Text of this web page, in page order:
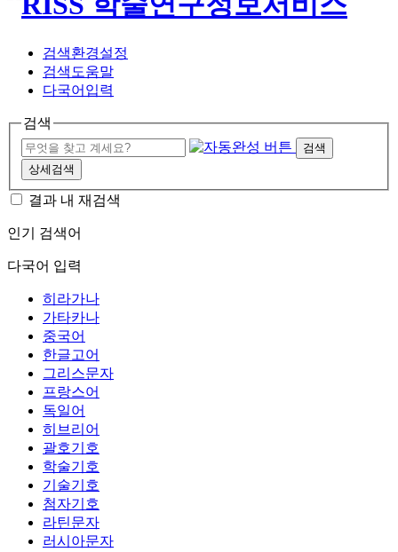
검색환경설정
검색도움말
다국어입력
검색
검색
상세검색
결과 내 재검색
인기 검색어
다국어 입력
히라가나
가타카나
중국어
한글고어
그리스문자
프랑스어
독일어
히브리어
괄호기호
학술기호
기술기호
첨자기호
라틴문자
러시아문자